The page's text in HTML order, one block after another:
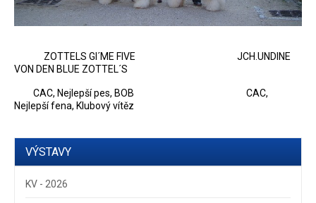
VÝSTAVY
KV - 2026
ZOTTELS GI´ME FIVE JCH.UNDINE
VON DEN BLUE ZOTTEL´S
CAC, Nejlepší pes, BOB CAC,
Nejlepší fena, Klubový vítěz